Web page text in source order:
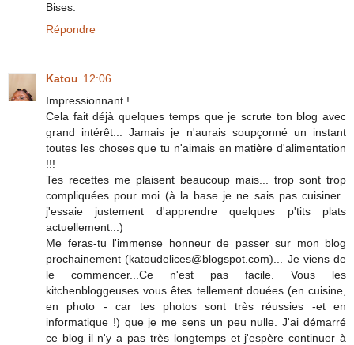
Bises.
Répondre
Katou 12:06
Impressionnant !
Cela fait déjà quelques temps que je scrute ton blog avec
grand intérêt... Jamais je n'aurais soupçonné un instant
toutes les choses que tu n'aimais en matière d'alimentation
!!!
Tes recettes me plaisent beaucoup mais... trop sont trop
compliquées pour moi (à la base je ne sais pas cuisiner..
j'essaie justement d'apprendre quelques p'tits plats
actuellement...)
Me feras-tu l'immense honneur de passer sur mon blog
prochainement (katoudelices@blogspot.com)... Je viens de
le commencer...Ce n'est pas facile. Vous les
kitchenbloggeuses vous êtes tellement douées (en cuisine,
en photo - car tes photos sont très réussies -et en
informatique !) que je me sens un peu nulle. J'ai démarré
ce blog il n'y a pas très longtemps et j'espère continuer à